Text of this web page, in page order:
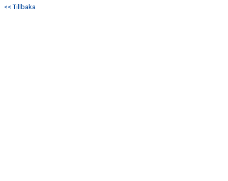
<< Tillbaka